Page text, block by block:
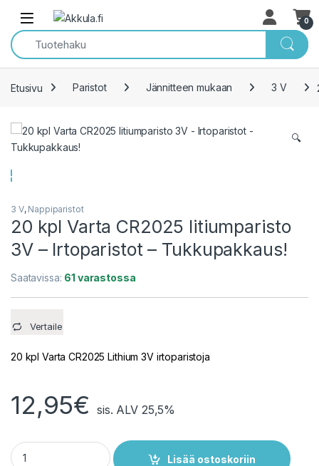
Skip to navigation
Skip to content
Open 0
Etusivu Paristot Jännitteen mukaan 3 V
🔍
3 V, Nappiparistot
20 kpl Varta CR2025 litiumparisto
3V – Irtoparistot – Tukkupakkaus!
Saatavissa: 61 varastossa
Vertaile
20 kpl Varta CR2025 Lithium 3V irtoparistoja
12,95€ sis. ALV 25,5%
20 kpl Varta CR2025 litiumparisto 3V - Irtoparistot -
Lisää ostoskoriin